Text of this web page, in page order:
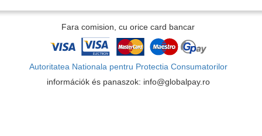
Fara comision, cu orice card bancar
Autoritatea Nationala pentru Protectia Consumatorilor
információk és panaszok: info@globalpay.ro